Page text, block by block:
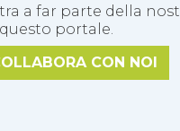
a far parte della
portale.
CON NOI